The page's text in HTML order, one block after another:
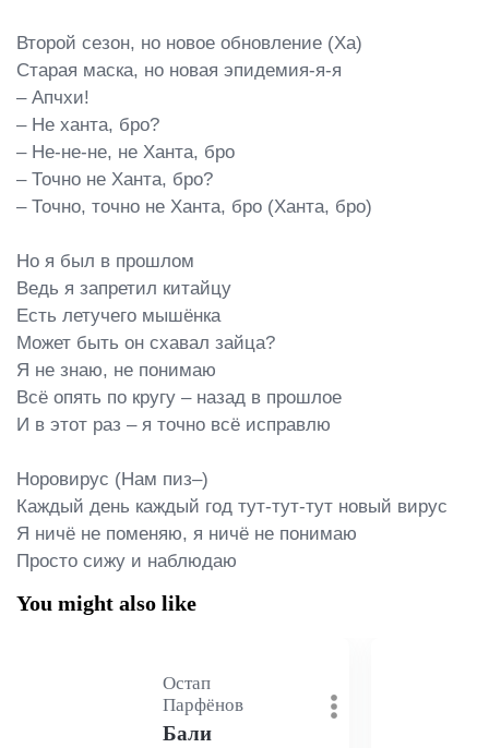
Второй сезон, но новое обновление (Ха)
Старая маска, но новая эпидемия-я-я
– Апчхи!
– Не ханта, бро?
– Не-не-не, не Ханта, бро
– Точно не Ханта, бро?
– Точно, точно не Ханта, бро (Ханта, бро)
Но я был в прошлом
Ведь я запретил китайцу
Есть летучего мышёнка
Может быть он схавал зайца?
Я не знаю, не понимаю
Всё опять по кругу – назад в прошлое
И в этот раз – я точно всё исправлю
Норовирус (Нам пиз–)
Каждый день каждый год тут-тут-тут новый вирус
Я ничё не поменяю, я ничё не понимаю
Просто сижу и наблюдаю
You might also like
Остап
Парфёнов
Бали